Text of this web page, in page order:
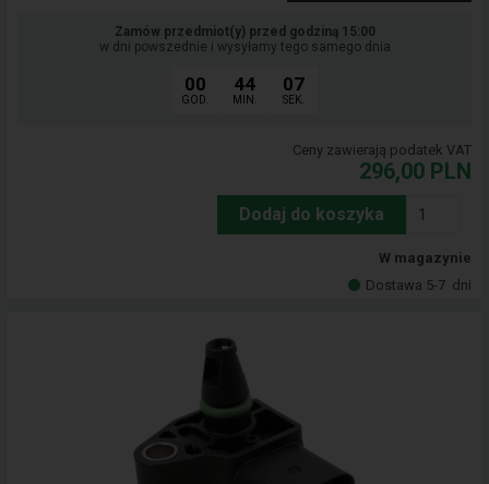
Zamów przedmiot(y) przed godziną 15:00
w dni powszednie i wysyłamy tego samego dnia
00
GOD.
44
MIN.
06
SEK.
Ceny zawierają podatek VAT
296,00 PLN
Dodaj do koszyka
W magazynie
Dostawa 5-7 dni